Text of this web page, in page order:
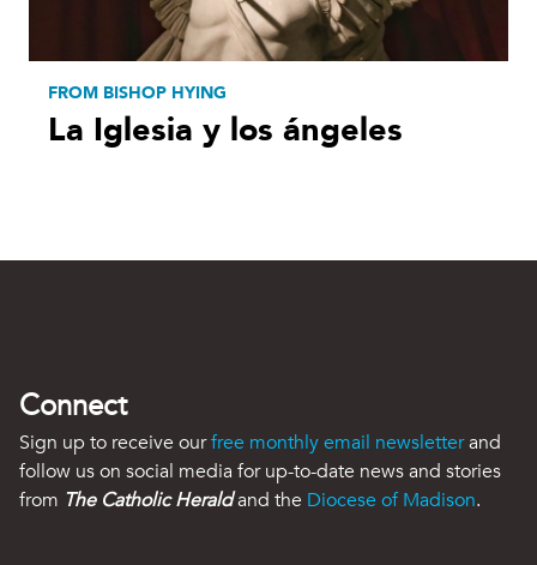
FROM BISHOP HYING
La Iglesia y los ángeles
Connect
Sign up to receive ourfree monthly email newsletterand
follow us on social media for up-to-date news and stories
from The Catholic Heraldand the Diocese of Madison.